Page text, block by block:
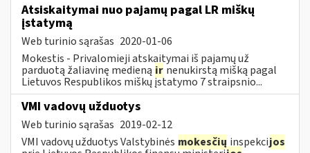
Atsiskaitymai nuo pajamų pagal LR miškų
įstatymą
Web turinio sąrašas 2020-01-06
Mokestis - Privalomieji atskaitymai iš pajamų už
parduotą žaliavinę medieną ir nenukirstą mišką pagal
Lietuvos Respublikos miškų įstatymo 7 straipsnio...
VMI vadovų užduotys
Web turinio sąrašas 2019-02-12
VMI vadovų užduotys Valstybinės mokesčių inspekcijos